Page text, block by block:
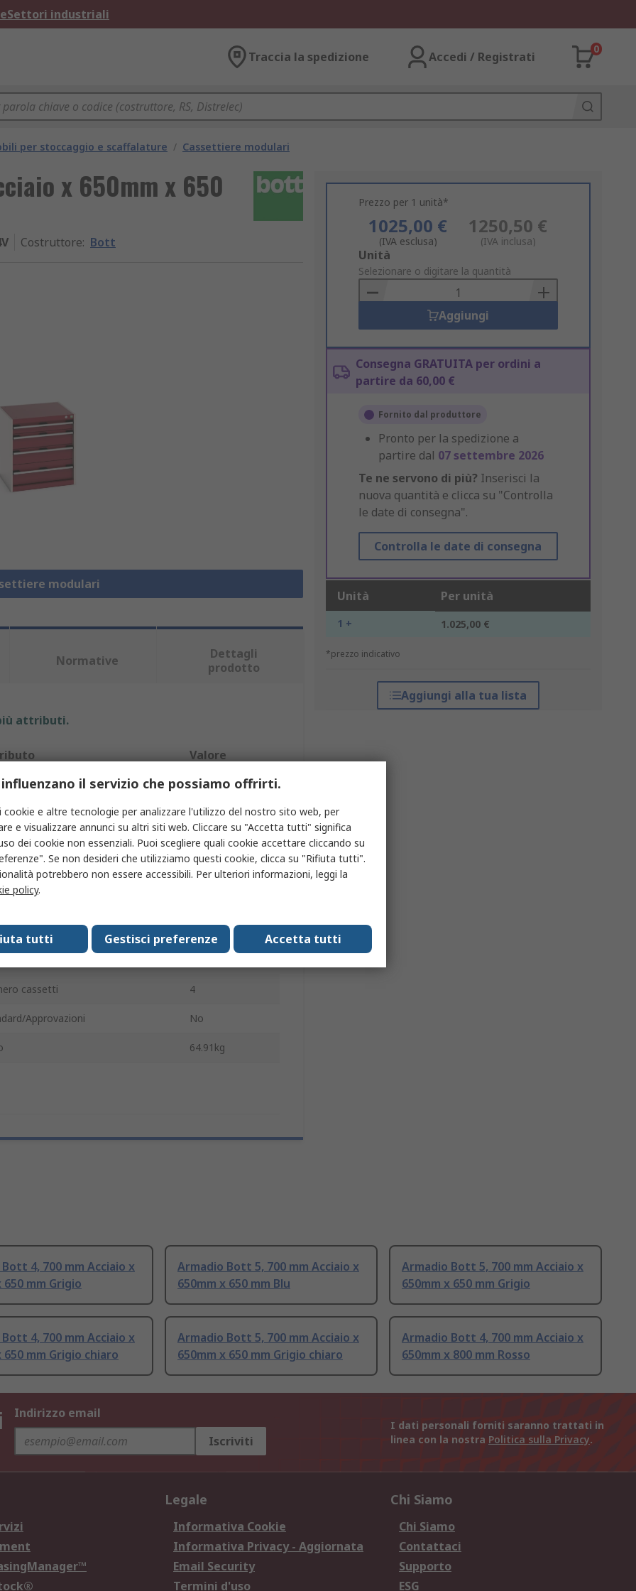
Settori industriali
Traccia la spedizione Accedi / Registrati
0
per stoccaggio e scaffalature / Cassettiere modulari
x 650mm x 650
Costruttore: Bott
modulari
Prezzo per 1 unità*
1025,00 €
(IVA esclusa)
1250,50 €
(IVA inclusa)
Add
to
Basket
Unità
Selezionare o digitare la quantità
Aggiungi
Consegna GRATUITA per ordini a
partire da 60,00 €
Fornito dal produttore
Pronto per la spedizione a
partire dal 07 settembre 2026
Te ne servono di più? Inserisci la
nuova quantità e clicca su "Controlla
le date di consegna".
Controlla le date di consegna
Unità Per unità
1 + 1.025,00 €
*prezzo indicativo
Aggiungi alla tua lista
Normative
Dettagli
prodotto
attributi.
Valore
Bott
prodotto Armadio
contenitore Acciaio
700mm
cassetti 4
Approvazioni No
64.91kg
4, 700 mm Acciaio x
650 mm Grigio
Armadio Bott 5, 700 mm Acciaio x
650mm x 650 mm Blu
Armadio Bott 5, 700 mm Acciaio x
650mm x 650 mm Grigio
4, 700 mm Acciaio x
650 mm Grigio chiaro
Armadio Bott 5, 700 mm Acciaio x
650mm x 650 mm Grigio chiaro
Armadio Bott 4, 700 mm Acciaio x
650mm x 800 mm Rosso
Indirizzo email
Iscriviti
I dati personali forniti saranno trattati in
linea con la nostra Politica sulla Privacy.
Legale
Informativa Cookie
Informativa Privacy - Aggiornata
Email Security
Termini d'uso
Chi Siamo
Chi Siamo
Contattaci
Supporto
ESG
il servizio che possiamo offrirti.
cookie e altre tecnologie per analizzare l'utilizzo del nostro sito web, per
e visualizzare annunci su altri siti web. Cliccare su "Accetta tutti" significa
dei cookie non essenziali. Puoi scegliere quali cookie accettare cliccando su
Se non desideri che utilizziamo questi cookie, clicca su "Rifiuta tutti".
potrebbero non essere accessibili. Per ulteriori informazioni, leggi la
policy.
Accetta tutti
Gestisci preferenze
tutti